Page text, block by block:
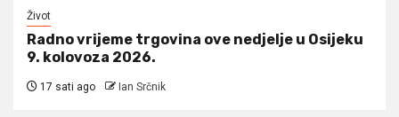
Život
Radno vrijeme trgovina ove nedjelje u Osijeku
9. kolovoza 2026.
17 sati ago Ian Srčnik